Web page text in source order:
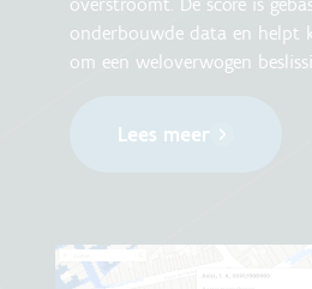
onderbouwde data en helpt
om een weloverwogen
Lees meer